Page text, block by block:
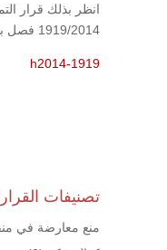
انظر بذلك قرار
1919/2014 فصل بتاريخ 23/11/2014.
h2014-1919
تصنيفات
منع معارضة في